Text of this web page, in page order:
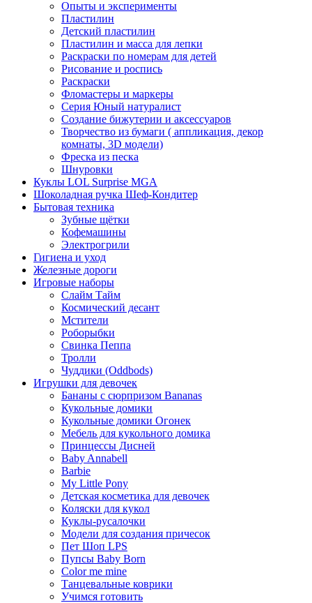
Опыты и эксперименты
Пластилин
Детский пластилин
Пластилин и масса для лепки
Раскраски по номерам для детей
Рисование и роспись
Раскраски
Фломастеры и маркеры
Серия Юный натуралист
Создание бижутерии и аксессуаров
Творчество из бумаги ( аппликация, декор
комнаты, 3D модели)
Фреска из песка
Шнуровки
Куклы LOL Surprise MGA
Шоколадная ручка Шеф-Кондитер
Бытовая техника
Зубные щётки
Кофемашины
Электрогрили
Гигиена и уход
Железные дороги
Игровые наборы
Слайм Тайм
Космический десант
Мстители
Роборыбки
Свинка Пеппа
Тролли
Чуддики (Oddbods)
Игрушки для девочек
Бананы с сюрпризом Bananas
Кукольные домики
Кукольные домики Огонек
Мебель для кукольного домика
Принцессы Дисней
Baby Annabell
Barbie
My Little Pony
Детская косметика для девочек
Коляски для кукол
Куклы-русалочки
Модели для создания причесок
Пет Шоп LPS
Пупсы Baby Born
Сolor me mine
Танцевальные коврики
Учимся готовить